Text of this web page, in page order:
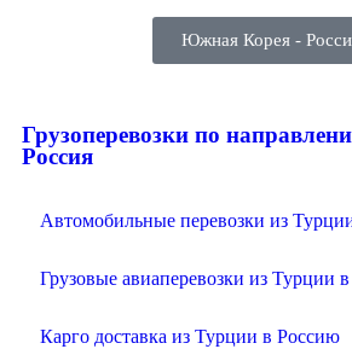
Южная Корея -
Грузоперевозки по
Россия
Автомобильные перевозки из
Грузовые авиаперевозки из Турции
Карго доставка из Турции в Россию